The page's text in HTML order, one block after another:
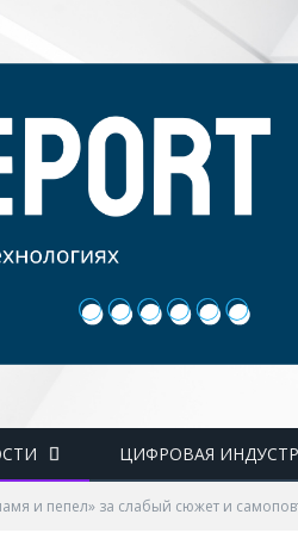
ЦИФРОВАЯ
и пепел» за слабый сюжет и